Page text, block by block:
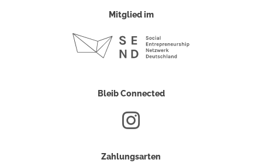
Mitglied im
Bleib Connected
Zahlungsarten